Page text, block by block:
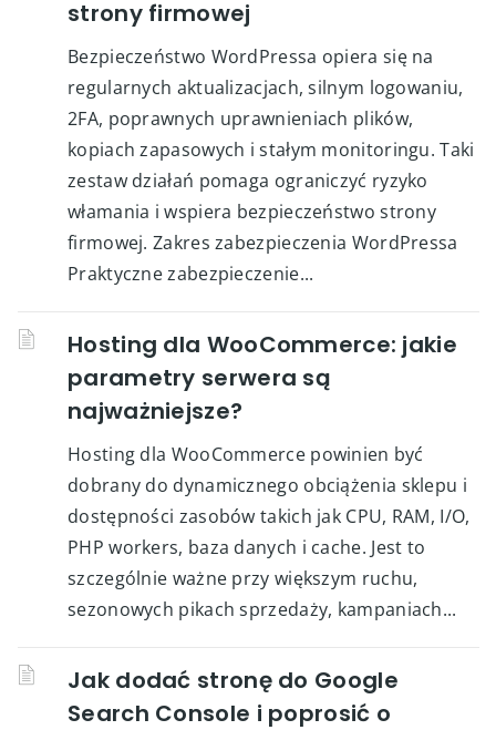
strony firmowej
Bezpieczeństwo WordPressa opiera się na
regularnych aktualizacjach, silnym logowaniu,
2FA, poprawnych uprawnieniach plików,
kopiach zapasowych i stałym monitoringu. Taki
zestaw działań pomaga ograniczyć ryzyko
włamania i wspiera bezpieczeństwo strony
firmowej. Zakres zabezpieczenia WordPressa
Praktyczne zabezpieczenie...
Hosting dla WooCommerce: jakie
parametry serwera są
najważniejsze?
Hosting dla WooCommerce powinien być
dobrany do dynamicznego obciążenia sklepu i
dostępności zasobów takich jak CPU, RAM, I/O,
PHP workers, baza danych i cache. Jest to
szczególnie ważne przy większym ruchu,
sezonowych pikach sprzedaży, kampaniach...
Jak dodać stronę do Google
Search Console i poprosić o